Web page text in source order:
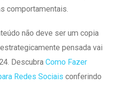
comportamentais.
não deve ser um copia
pensada vai
Descubra Como Fazer
Redes Sociais conferindo